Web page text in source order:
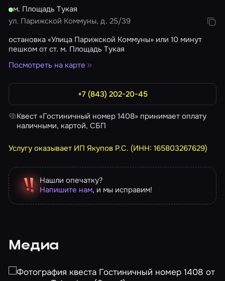
м. Площадь Тукая
ул. Парижской Коммуны, д. 25/39
остановка «Улица Парижской Коммуны» или 10 минут
пешком от ст. м. Площадь Тукая
Посмотреть на карте
+7 (843) 202-20-45
Квест «Гостиничный номер 1408» принимает оплату
наличными, картой, СБП
Услугу оказывает ИП Якупов Р.С. (ИНН: 165803267629)
Нашли опечатку?
Напишите нам, и мы исправим!
Медиа